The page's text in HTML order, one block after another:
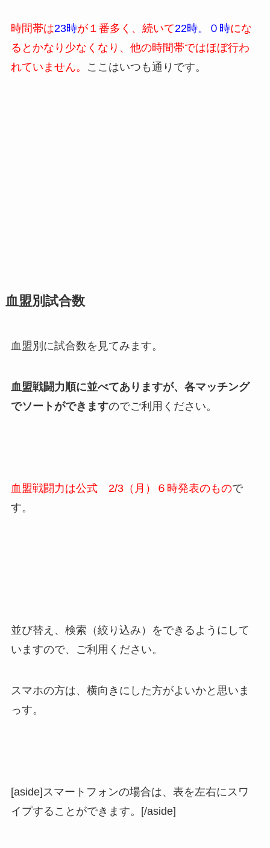
時間帯は23時が１番多く、続いて22時。０時にな
るとかなり少なくなり、他の時間帯ではほぼ行わ
れていません。
ここはいつも通りです。
血盟別試合数
血盟別に試合数を見てみます。
血盟戦闘力順に並べてありますが、各マッチング
でソートができますのでご利用ください。
血盟戦闘力は公式 2/3（月）６時発表のもので
す。
並び替え、検索（絞り込み）をできるようにして
いますので、ご利用ください。
スマホの方は、横向きにした方がよいかと思いま
っす。
[aside]スマートフォンの場合は、表を左右にスワ
イプすることができます。[/aside]